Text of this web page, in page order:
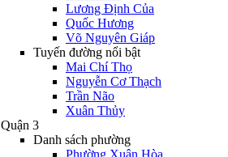
Lương Định Của
Quốc Hương
Võ Nguyên Giáp
Tuyến đường nổi bật
Mai Chí Thọ
Nguyễn Cơ Thạch
Trần Não
Xuân Thủy
Quận 3
Danh sách phường
Phường Xuân Hòa